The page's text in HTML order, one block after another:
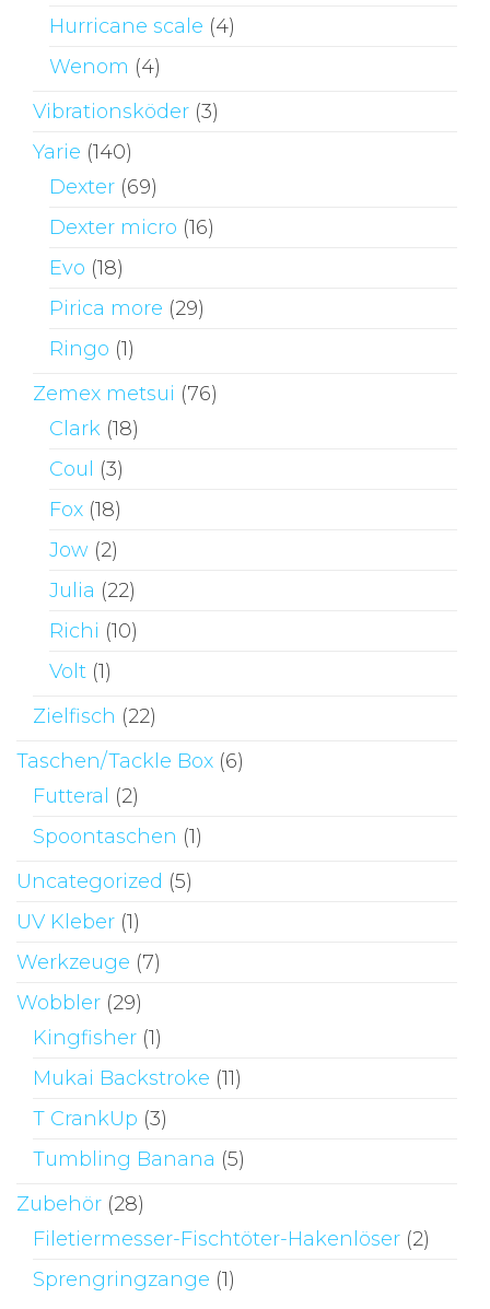
Hurricane scale (4)
Wenom (4)
Vibrationsköder (3)
Yarie (140)
Dexter (69)
Dexter micro (16)
Evo (18)
Pirica more (29)
Ringo (1)
Zemex metsui (76)
Clark (18)
Coul
(3)
Fox (18)
Jow (2)
Julia (22)
Richi (10)
Volt (1)
Zielfisch (22)
Taschen/Tackle Box (6)
Futteral
(2)
Spoontaschen (1)
Uncategorized (5)
UV Kleber (1)
Werkzeuge (7)
Wobbler (29)
Kingfisher (1)
Mukai Backstroke (11)
T CrankUp (3)
Tumbling Banana (5)
Zubehör (28)
Filetiermesser-Fischtöter-Hakenlöser (2)
Sprengringzange (1)